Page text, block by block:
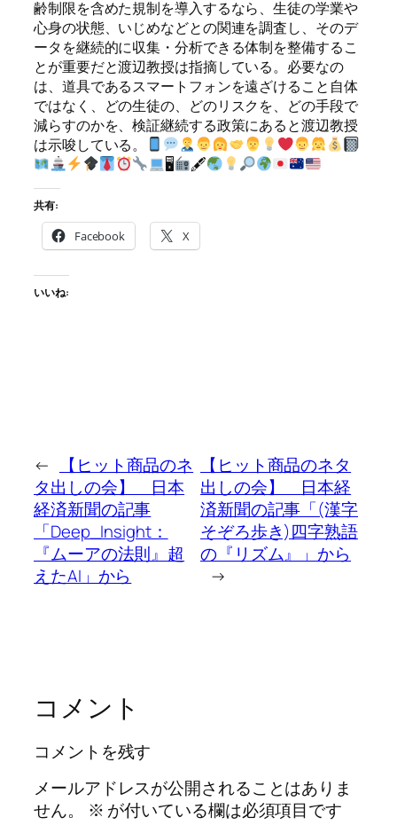
齢制限を含めた規制を導入するなら、生徒の学業や
心身の状態、いじめなどとの関連を調査し、そのデ
ータを継続的に収集・分析できる体制を整備するこ
とが重要だと渡辺教授は指摘している。必要なの
は、道具であるスマートフォンを遠ざけること自体
ではなく、どの生徒の、どのリスクを、どの手段で
減らすのかを、検証継続する政策にあると渡辺教授
は示唆している。
🖥
🖋
共有:
Facebook X
いいね:
←
【ヒット商品のネ
タ出しの会】 日本
経済新聞の記事
「Deep_Insight：
『ムーアの法則』超
えたAI」から
【ヒット商品のネタ
出しの会】 日本経
済新聞の記事「(漢字
そぞろ歩き)四字熟語
の『リズム』」から
→
コメント
コメントを残す
メールアドレスが公開されることはありま
せん。
※ が付いている欄は必須項目です